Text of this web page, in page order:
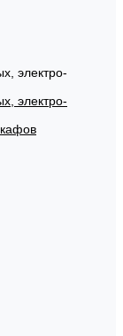
электро-
электро-